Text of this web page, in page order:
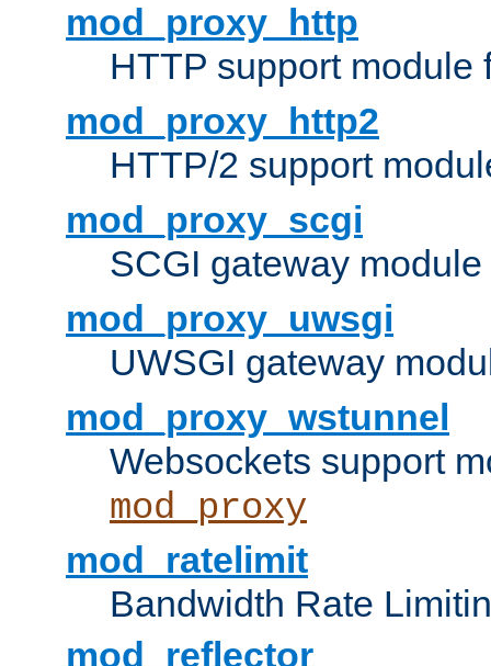
mod_proxy_http
HTTP support module
mod_proxy_http2
HTTP/2 support
mod_proxy_scgi
SCGI gateway
mod_proxy_uwsgi
UWSGI gateway
mod_proxy_wstunnel
Websockets support
mod_proxy
mod_ratelimit
Bandwidth Rate
mod_reflector